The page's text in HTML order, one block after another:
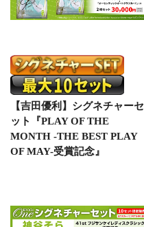
【吉田優利】シグネチャーセ
ット『PLAY OF THE
MONTH -THE BEST PLAY
OF MAY-受賞記念』